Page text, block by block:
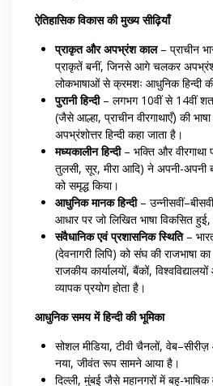
ऐतिहासिक विकास की मुख्य सीढ़ियाँ
प्राकृत और अपभ्रंश काल– प्राचीन
प्राकृतें बनीं, जिनसे आगे चलकर
लोकभाषाओं से क्रमशः आधुनिक हिन्दी
पुरानी हिन्दी– लगभग 10वीं से 14वीं
(जैसे आल्हा, प्राचीन वीरगाथाएँ) की भाषा
अपभ्रंशोत्तर हिन्दी कहा जाता है।
मध्यकालीन हिन्दी– भक्ति और वीरगाथा
तुलसी, सूर, मीरा आदि) ने अपनी-अपनी
को समृद्ध किया।
आधुनिक मानक हिन्दी–
आधार पर जो लिखित भाषा विकसित
संवैधानिक एवं प्रशासनिक स्थिति–
(देवनागरी लिपि) को संघ की राजभाषा
राजकीय कार्यालयों, बैंकों,
व्यापक प्रयोग होता है।
आधुनिक समय में हिन्दी की भूमिका
सोशल मीडिया, टीवी चैनलों,
नया, जीवंत रूप सामने आया है।
दिल्ली, मुंबई जैसे महानगरों में बहु-